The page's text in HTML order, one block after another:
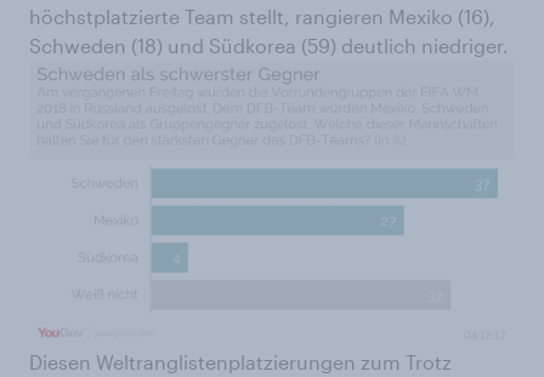
höchstplatzierte Team stellt, rangieren Mexiko (16),
Schweden (18) und Südkorea (59) deutlich niedriger.
Diesen Weltranglistenplatzierungen zum Trotz